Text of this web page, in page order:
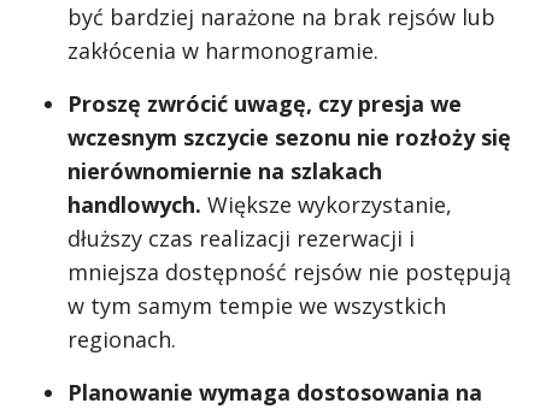
być bardziej narażone na brak rejsów lub
zakłócenia w harmonogramie.
Proszę zwrócić uwagę, czy presja we
wczesnym szczycie sezonu nie rozłoży się
nierównomiernie na szlakach
handlowych. Większe wykorzystanie,
dłuższy czas realizacji rezerwacji i
mniejsza dostępność rejsów nie postępują
w tym samym tempie we wszystkich
regionach.
Planowanie wymaga dostosowania na